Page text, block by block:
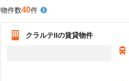
物件数40件
クラルテIIの賃貸物件